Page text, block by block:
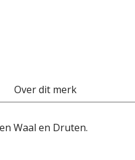
Over dit merk
Waal en Druten.